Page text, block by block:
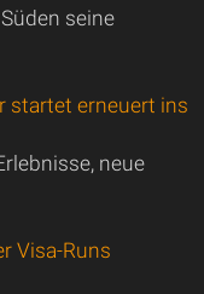
seine
startet erneuert ins
neue
Visa-Runs